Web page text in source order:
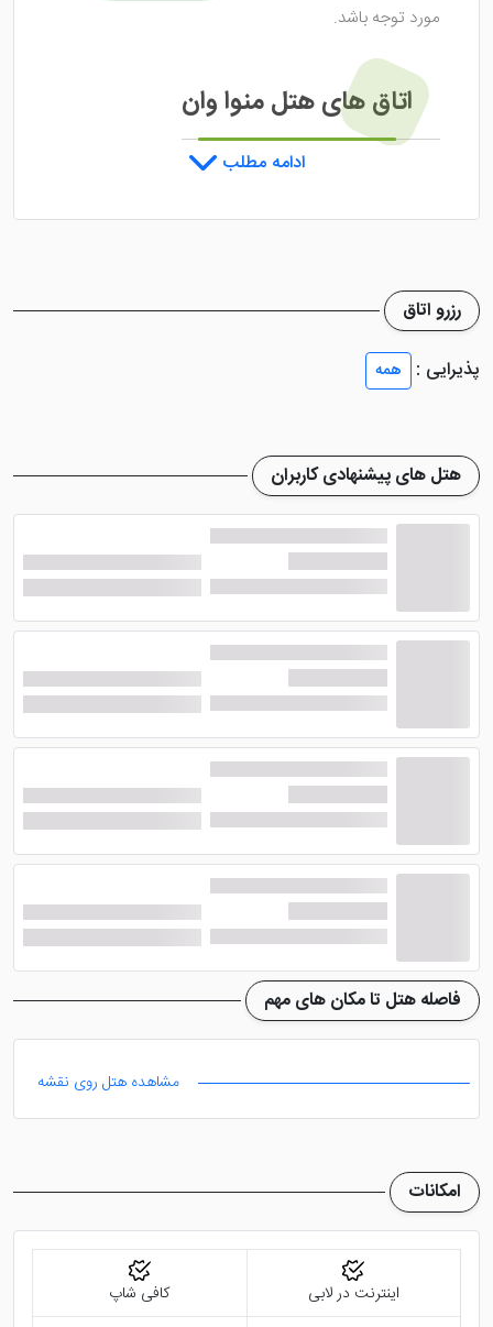
مورد توجه باشد.
اتاق های هتل منوا وان
دارای 50 اتاق می باشد که به زیبایی طراحی
2 تخته، 3 تخته و 4 تخته می شود که متراژی متفاوت
هتل منوا وان
سیستم سرمایشی و گرمایشی، سشوار، تلفن، یخچال همراه
مینی بار، ملزومات بهداشتی و ... را گنجانده است. برخی ز
سوئیت های هتل دارای فضایی نشیمن به طور مجزا هستند
و چشم انداز اتاق های هتل نیز رو به شهر می باشد.
امکانات هتل منوا وان
در هتل منوا وان امکاناتی در حد لول هتل طراحی شده تا
میهمانان احساس راحتی بیشتری کنند. در رستوران هتل
انواع غذاهای بین المللی و محلی با کیفیتی مطلوب تهیه و
طبخ می شود و به صورت منوی آلاکارته ارائه می شود. در
سالن بار هتل انواع نوشیدنی های خنک، نوشیدنی های
الکلی و غیرالکلی همراه میان وعده ای سبک در دسترس می
از دیگر امکانات هتل منوا وان می توان به پارکینگ و
اینترنت رایگان آن اشاره کرد. خدمات ترانسفر فرودگاهی به
صورت رایگان، خدمات تاکسی سرویس، خدمات لاندری و ...
صرافی، اتاق چمدان، دستگاه واکس کفش، خدمات فکس و
آدرس و مکان های نزدیک به هتل
منوا وان
ادامه مطلب
رزرو اتاق
پذیرایی :
همه
هتل های پیشنهادی کاربران
فاصله هتل تا مکان های مهم
مشاهده هتل روی نقشه
امکانات
اینترنت در لابی کافی شاپ